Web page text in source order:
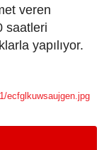
veren
saatleri
yapılıyor.